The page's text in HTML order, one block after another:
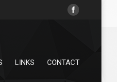
LINKS CONTACT